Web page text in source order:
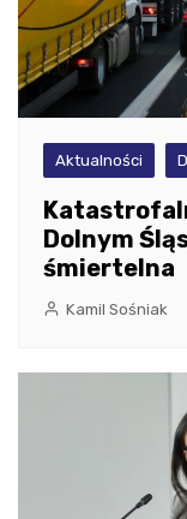
Aktualności
Dolnym
śmiertelna
Kamil Sośniak